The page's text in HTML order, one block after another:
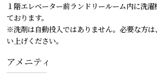
１階エレベーター前ランドリールーム内に洗
ております。
※洗剤は自動投入ではありません。必要な方
い上げください。
アメニティ